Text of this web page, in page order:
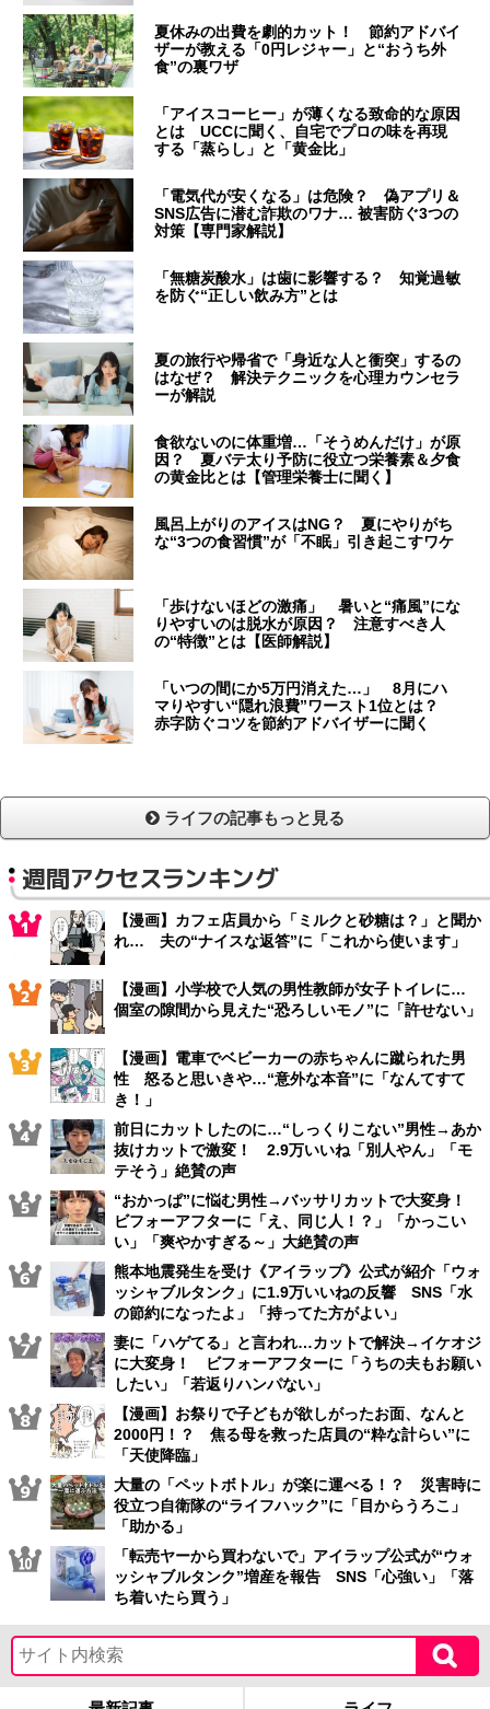
夏休みの出費を劇的カット！ 節約アドバイ
ザーが教える「0円レジャー」と“おうち外
食”の裏ワザ
「アイスコーヒー」が薄くなる致命的な原因
とは UCCに聞く、自宅でプロの味を再現
する「蒸らし」と「黄金比」
「電気代が安くなる」は危険？ 偽アプリ＆
SNS広告に潜む詐欺のワナ… 被害防ぐ3つの
対策【専門家解説】
「無糖炭酸水」は歯に影響する？ 知覚過敏
を防ぐ“正しい飲み方”とは
夏の旅行や帰省で「身近な人と衝突」するの
はなぜ？ 解決テクニックを心理カウンセラ
ーが解説
食欲ないのに体重増…「そうめんだけ」が原
因？ 夏バテ太り予防に役立つ栄養素＆夕食
の黄金比とは【管理栄養士に聞く】
風呂上がりのアイスはNG？ 夏にやりがち
な“3つの食習慣”が「不眠」引き起こすワケ
「歩けないほどの激痛」 暑いと“痛風”にな
りやすいのは脱水が原因？ 注意すべき人
の“特徴”とは【医師解説】
「いつの間にか5万円消えた…」 8月にハ
マりやすい“隠れ浪費”ワースト1位とは？
赤字防ぐコツを節約アドバイザーに聞く
ライフの記事もっと見る
週間アクセスランキング
【漫画】カフェ店員から「ミルクと砂糖は？」と聞か
れ… 夫の“ナイスな返答”に「これから使います」
【漫画】小学校で人気の男性教師が女子トイレに…
個室の隙間から見えた“恐ろしいモノ”に「許せない」
【漫画】電車でベビーカーの赤ちゃんに蹴られた男
性 怒ると思いきや…“意外な本音”に「なんてすて
き！」
前日にカットしたのに…“しっくりこない”男性→あか
抜けカットで激変！ 2.9万いいね「別人やん」「モ
テそう」絶賛の声
“おかっぱ”に悩む男性→バッサリカットで大変身！
ビフォーアフターに「え、同じ人！？」「かっこい
い」「爽やかすぎる～」大絶賛の声
熊本地震発生を受け《アイラップ》公式が紹介「ウォ
ッシャブルタンク」に1.9万いいねの反響 SNS「水
の節約になったよ」「持ってた方がよい」
妻に「ハゲてる」と言われ…カットで解決→イケオジ
に大変身！ ビフォーアフターに「うちの夫もお願い
したい」「若返りハンパない」
【漫画】お祭りで子どもが欲しがったお面、なんと
2000円！？ 焦る母を救った店員の“粋な計らい”に
「天使降臨」
大量の「ペットボトル」が楽に運べる！？ 災害時に
役立つ自衛隊の“ライフハック”に「目からうろこ」
「助かる」
「転売ヤーから買わないで」アイラップ公式が“ウォ
ッシャブルタンク”増産を報告 SNS「心強い」「落
ち着いたら買う」